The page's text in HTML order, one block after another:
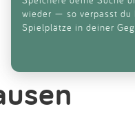
wieder — so verpasst du
Spielplätze in deiner